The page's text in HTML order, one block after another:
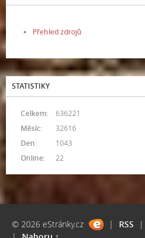
Přehled zdrojů
STATISTIKY
Online: 22
Celkem:
636221
Měsíc:
32616
Den:
1043
© 2026 eStránky.cz | RSS |